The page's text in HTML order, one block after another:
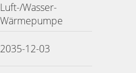
Luft-/Wasser-
Wärmepumpe
2035-12-03